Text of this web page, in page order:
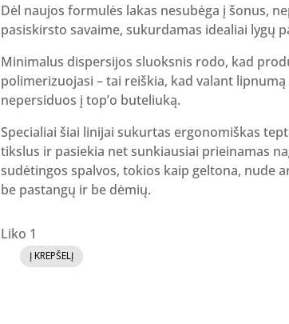
Dėl naujos formulės lakas nesubėga į šonus,
pasiskirsto savaime, sukurdamas idealiai lygų
Minimalus dispersijos sluoksnis rodo, kad
polimerizuojasi – tai reiškia, kad valant
nepersiduos į top’o buteliuką.
Specialiai šiai linijai sukurtas ergonomiškas
tikslus ir pasiekia net sunkiausiai prieinamas
sudėtingos spalvos, tokios kaip geltona, nude
be pastangų ir be dėmių.
Liko 1
produkto
Į KREPŠELĮ